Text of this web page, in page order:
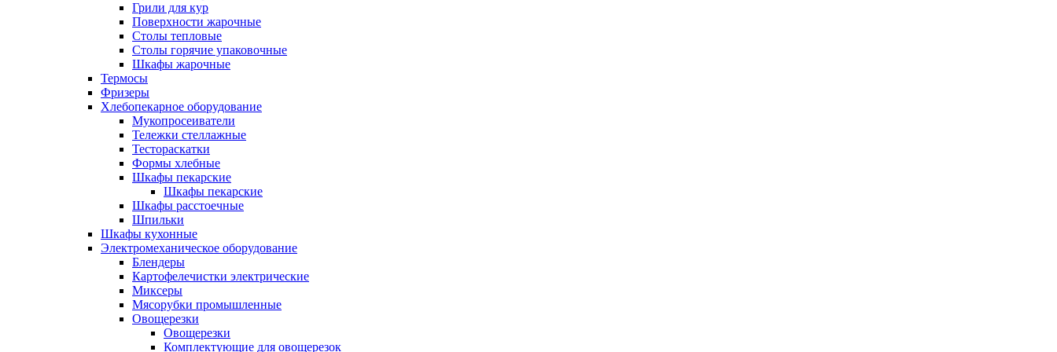
Грили для кур
Поверхности жарочные
Столы тепловые
Столы горячие упаковочные
Шкафы жарочные
Термосы
Фризеры
Хлебопекарное оборудование
Мукопросеиватели
Тележки стеллажные
Тестораскатки
Формы хлебные
Шкафы пекарские
Шкафы пекарские
Шкафы расстоечные
Шпильки
Шкафы кухонные
Электромеханическое оборудование
Блендеры
Картофелечистки электрические
Миксеры
Мясорубки промышленные
Овощерезки
Овощерезки
Комплектующие для овощерезок